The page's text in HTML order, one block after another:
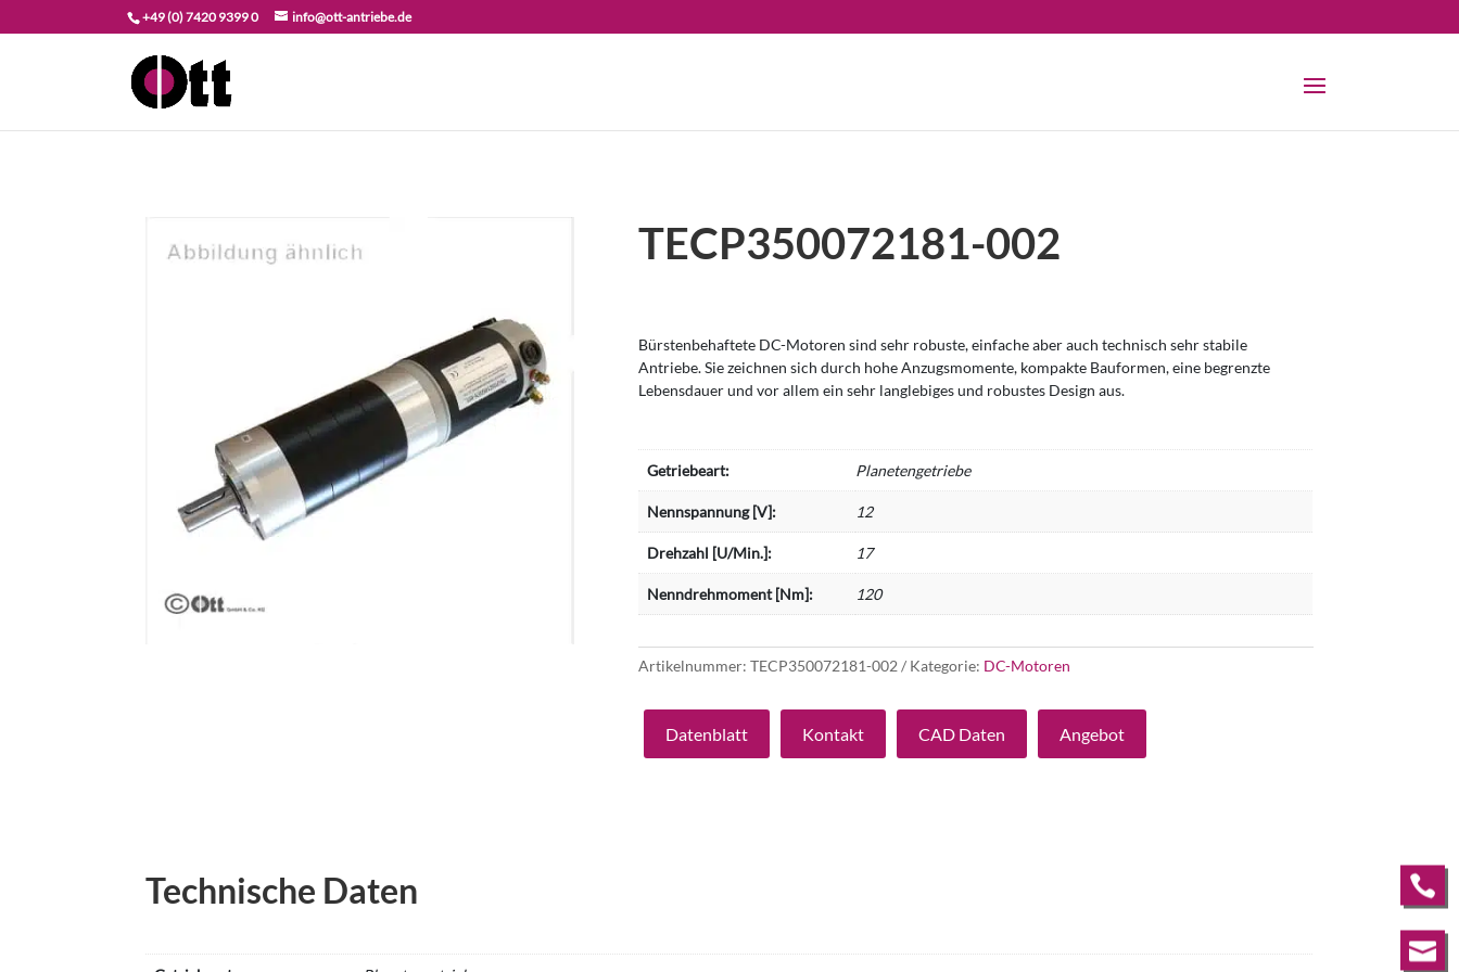
+49 (0) 7420 9399 0 info@ott-antriebe.de
TECP350072181-002
Bürstenbehaftete DC-Motoren sind sehr robuste, einfache aber auch technisch sehr stabile
Antriebe. Sie zeichnen sich durch hohe Anzugsmomente, kompakte Bauformen, eine begrenzte
Lebensdauer und vor allem ein sehr langlebiges und robustes Design aus.
Getriebeart: Planetengetriebe
Nennspannung [V]: 12
Drehzahl [U/Min.]: 17
Nenndrehmoment [Nm]: 120
Artikelnummer:TECP350072181-002 Kategorie: DC-Motoren
Datenblatt Kontakt CAD Daten Angebot
Technische Daten 
